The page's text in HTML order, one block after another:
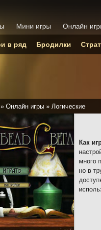
» Онлайн игры » Логические
Как
много
но в
Мини игры Онлайн
в ряд Бродилки